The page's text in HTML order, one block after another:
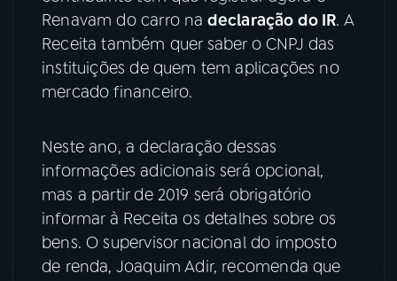
Renavam do carro na declaração do IR. A
Receita também quer saber o CNPJ das
instituições de quem tem aplicações no
mercado financeiro.
Neste ano, a declaração dessas
informações adicionais será opcional,
mas a partir de 2019 será obrigatório
informar à Receita os detalhes sobre os
bens. O supervisor nacional do imposto
de renda, Joaquim Adir, recomenda que